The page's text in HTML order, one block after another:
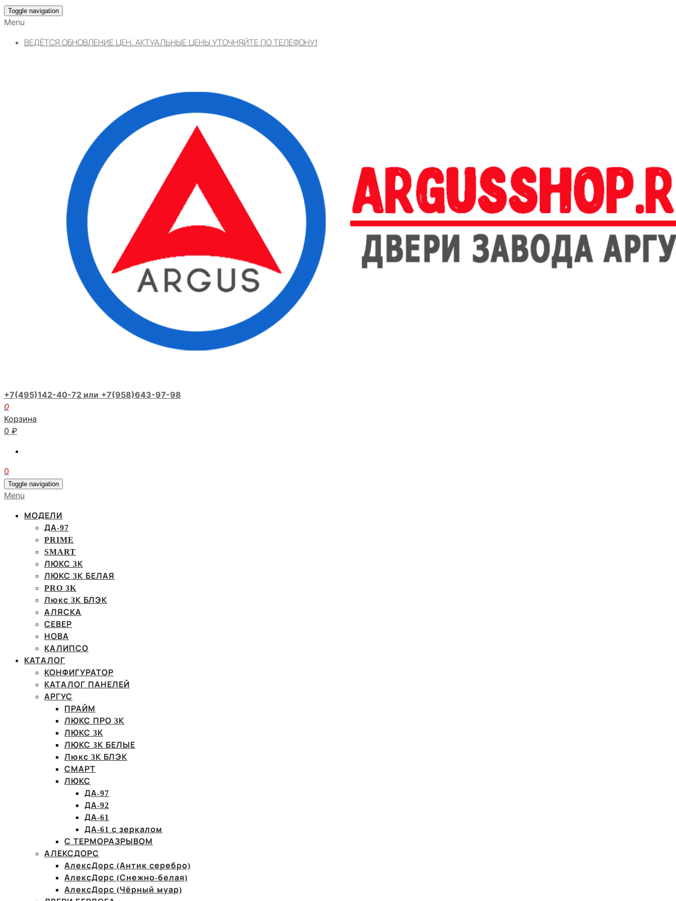
Toggle navigation
Menu
ВЕДЁТСЯ ОБНОВЛЕНИЕ ЦЕН. АКТУАЛЬНЫЕ ЦЕНЫ УТОЧНЯЙТЕ ПО ТЕЛЕФОНУ!
+7(495)142-40-72 или +7(958)643-97-98
0
Корзина
0 ₽
0
Toggle navigation
Menu
МОДЕЛИ
ДА-97
PRIME
SMART
ЛЮКС 3К
ЛЮКС 3К БЕЛАЯ
PRO 3K
Люкс 3К БЛЭК
АЛЯСКА
СЕВЕР
НОВА
КАЛИПСО
КАТАЛОГ
КОНФИГУРАТОР
КАТАЛОГ ПАНЕЛЕЙ
АРГУС
ПРАЙМ
ЛЮКС ПРО 3К
ЛЮКС 3К
ЛЮКС 3К БЕЛЫЕ
Люкс 3К БЛЭК
СМАРТ
ЛЮКС
ДА-97
ДА-92
ДА-61
ДА-61 с зеркалом
С ТЕРМОРАЗРЫВОМ
АЛЕКСДОРС
АлексДорс (Антик серебро)
АлексДорс (Снежно-белая)
АлексДорс (Чёрный муар)